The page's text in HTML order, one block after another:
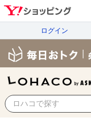
ログイン